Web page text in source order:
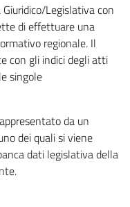
Legislativa con
di effettuare una
regionale. Il
con gli indici degli atti
singole
da un
dei quali si viene
dati legislativa della